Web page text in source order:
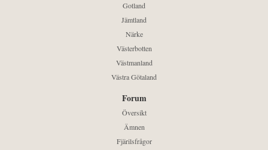
Gotland
Jämtland
Närke
Västerbotten
Västmanland
Västra Götaland
Forum
Översikt
Ämnen
Fjärilsfrågor